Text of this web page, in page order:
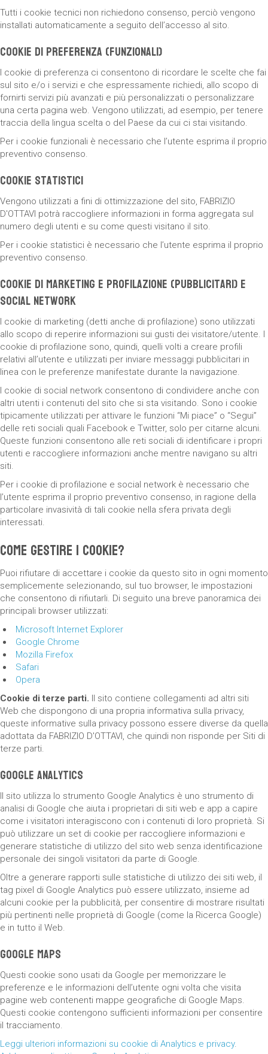
Tutti i cookie tecnici non richiedono consenso, perciò vengono
installati automaticamente a seguito dell’accesso al sito.
Cookie di preferenza (funzionali)
I cookie di preferenza ci consentono di ricordare le scelte che fai
sul sito e/o i servizi e che espressamente richiedi, allo scopo di
fornirti servizi più avanzati e più personalizzati o personalizzare
una certa pagina web. Vengono utilizzati, ad esempio, per tenere
traccia della lingua scelta o del Paese da cui ci stai visitando.
Per i cookie funzionali è necessario che l’utente esprima il proprio
preventivo consenso.
Cookie statistici
Vengono utilizzati a fini di ottimizzazione del sito, FABRIZIO
D'OTTAVI potrà raccogliere informazioni in forma aggregata sul
numero degli utenti e su come questi visitano il sito.
Per i cookie statistici è necessario che l’utente esprima il proprio
preventivo consenso.
Cookie di marketing e profilazione (pubblicitari) e
social network
I cookie di marketing (detti anche di profilazione) sono utilizzati
allo scopo di reperire informazioni sui gusti dei visitatore/utente. I
cookie di profilazione sono, quindi, quelli volti a creare profili
relativi all’utente e utilizzati per inviare messaggi pubblicitari in
linea con le preferenze manifestate durante la navigazione.
I cookie di social network consentono di condividere anche con
altri utenti i contenuti del sito che si sta visitando. Sono i cookie
tipicamente utilizzati per attivare le funzioni “Mi piace” o “Segui”
delle reti sociali quali Facebook e Twitter, solo per citarne alcuni.
Queste funzioni consentono alle reti sociali di identificare i propri
utenti e raccogliere informazioni anche mentre navigano su altri
siti.
Per i cookie di profilazione e social network è necessario che
l’utente esprima il proprio preventivo consenso, in ragione della
particolare invasività di tali cookie nella sfera privata degli
interessati.
Come gestire i cookie?
Puoi rifiutare di accettare i cookie da questo sito in ogni momento
semplicemente selezionando, sul tuo browser, le impostazioni
che consentono di rifiutarli. Di seguito una breve panoramica dei
principali browser utilizzati:
Microsoft Internet Explorer
Google Chrome
Mozilla Firefox
Safari
Opera
Cookie di terze parti. Il sito contiene collegamenti ad altri siti
Web che dispongono di una propria informativa sulla privacy,
queste informative sulla privacy possono essere diverse da quella
adottata da FABRIZIO D'OTTAVI, che quindi non risponde per Siti di
terze parti.
Google Analytics
Il sito utilizza lo strumento Google Analytics è uno strumento di
analisi di Google che aiuta i proprietari di siti web e app a capire
come i visitatori interagiscono con i contenuti di loro proprietà. Si
può utilizzare un set di cookie per raccogliere informazioni e
generare statistiche di utilizzo del sito web senza identificazione
personale dei singoli visitatori da parte di Google.
Oltre a generare rapporti sulle statistiche di utilizzo dei siti web, il
tag pixel di Google Analytics può essere utilizzato, insieme ad
alcuni cookie per la pubblicità, per consentire di mostrare risultati
più pertinenti nelle proprietà di Google (come la Ricerca Google)
e in tutto il Web.
Google Maps
Questi cookie sono usati da Google per memorizzare le
preferenze e le informazioni dell’utente ogni volta che visita
pagine web contenenti mappe geografiche di Google Maps.
Questi cookie contengono sufficienti informazioni per consentire
il tracciamento.
Leggi ulteriori informazioni su cookie di Analytics e privacy.